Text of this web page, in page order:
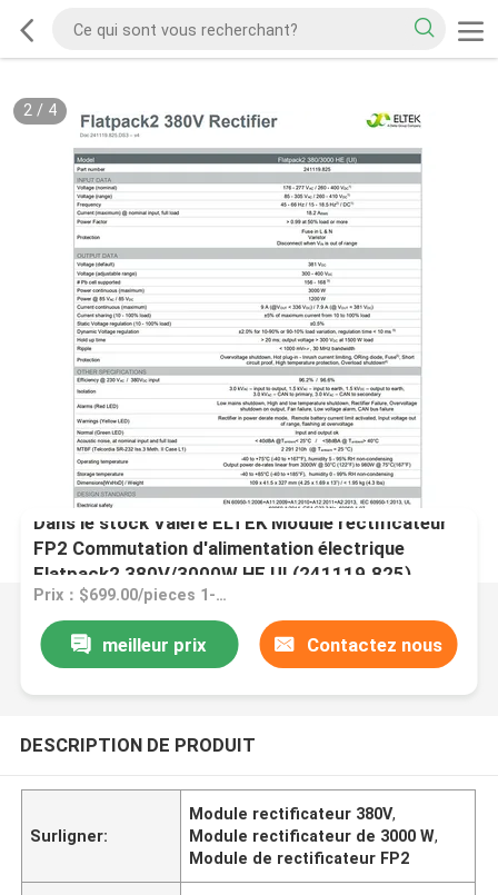
2/ 4
Dans le stock Valere ELTEK Module rectificateur
FP2 Commutation d'alimentation électrique
Flatpack2 380V/3000W HE UI (241119.825)
Prix：$699.00/pieces 1-9 pieces
meilleur prix Contactez nous
DESCRIPTION DE PRODUIT
Surligner:
Module rectificateur 380V,
Module rectificateur de 3000 W,
Module de rectificateur FP2